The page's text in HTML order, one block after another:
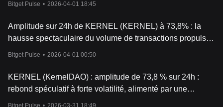
Bitget Pulse • 2026-04-01 18:45
Amplitude sur 24h de KERNEL (KERNEL) à 73,8% : la
hausse spectaculaire du volume de transactions propulse
Bitget Pulse • 2026-04-01 00:50
KERNEL (KernelDAO) : amplitude de 73,8 % sur 24h :
rebond spéculatif à forte volatilité, alimenté par une
Bitget Pulse • 2026-03-31 18:49